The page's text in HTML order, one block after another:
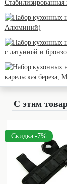
С этим
Скидка -7%